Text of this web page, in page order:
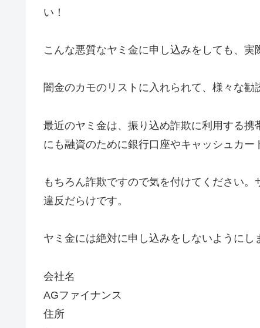
い！
こんな悪質なヤミ金に申し込みをしても、実
闇金のカモのリストに入れられて、様々な勧
最近のヤミ金は、振り込め詐欺に利用する
にも融資のために銀行口座やキャッシュカー
もちろん詐欺ですので気を付けてください
違反だらけです。
ヤミ金には絶対に申し込みをしないようにし
会社名
AGファイナンス
住所